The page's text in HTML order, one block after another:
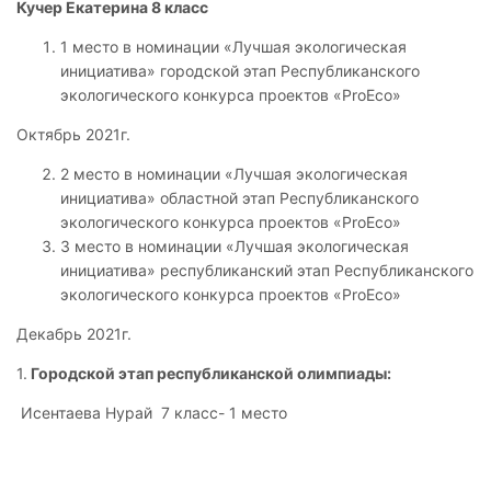
Кучер Екатерина 8 класс
1 место в номинации «Лучшая экологическая
инициатива» городской этап Республиканского
экологического конкурса проектов «ProEco»
Октябрь 2021г.
2 место в номинации «Лучшая экологическая
инициатива» областной этап Республиканского
экологического конкурса проектов «ProEco»
3 место в номинации «Лучшая экологическая
инициатива» республиканский этап Республиканского
экологического конкурса проектов «ProEco»
Декабрь 2021г.
1. Городской этап республиканской олимпиады:
Исентаева Нурай 7 класс- 1 место